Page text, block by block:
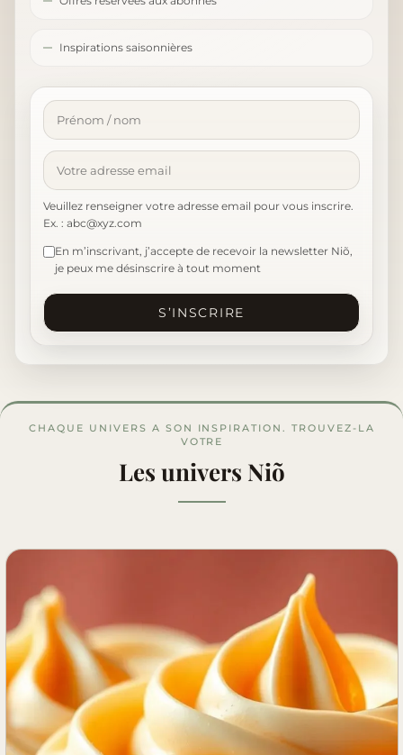
Inspirations saisonnières
Veuillez renseigner votre adresse email pour vous inscrire.
Ex. : abc@xyz.com
En m’inscrivant, j’accepte de recevoir la newsletter Niõ,
je peux me désinscrire à tout moment
S’INSCRIRE
CHAQUE UNIVERS A SON INSPIRATION. TROUVEZ-LA
VOTRE
Les univers Niõ